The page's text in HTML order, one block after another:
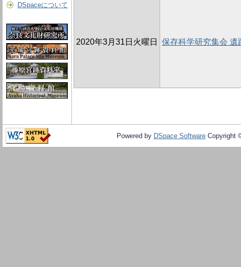
DSpaceについて
2020年3月31日火曜日 保存科学研究集会 遺
Powered by DSpace Software Copyright